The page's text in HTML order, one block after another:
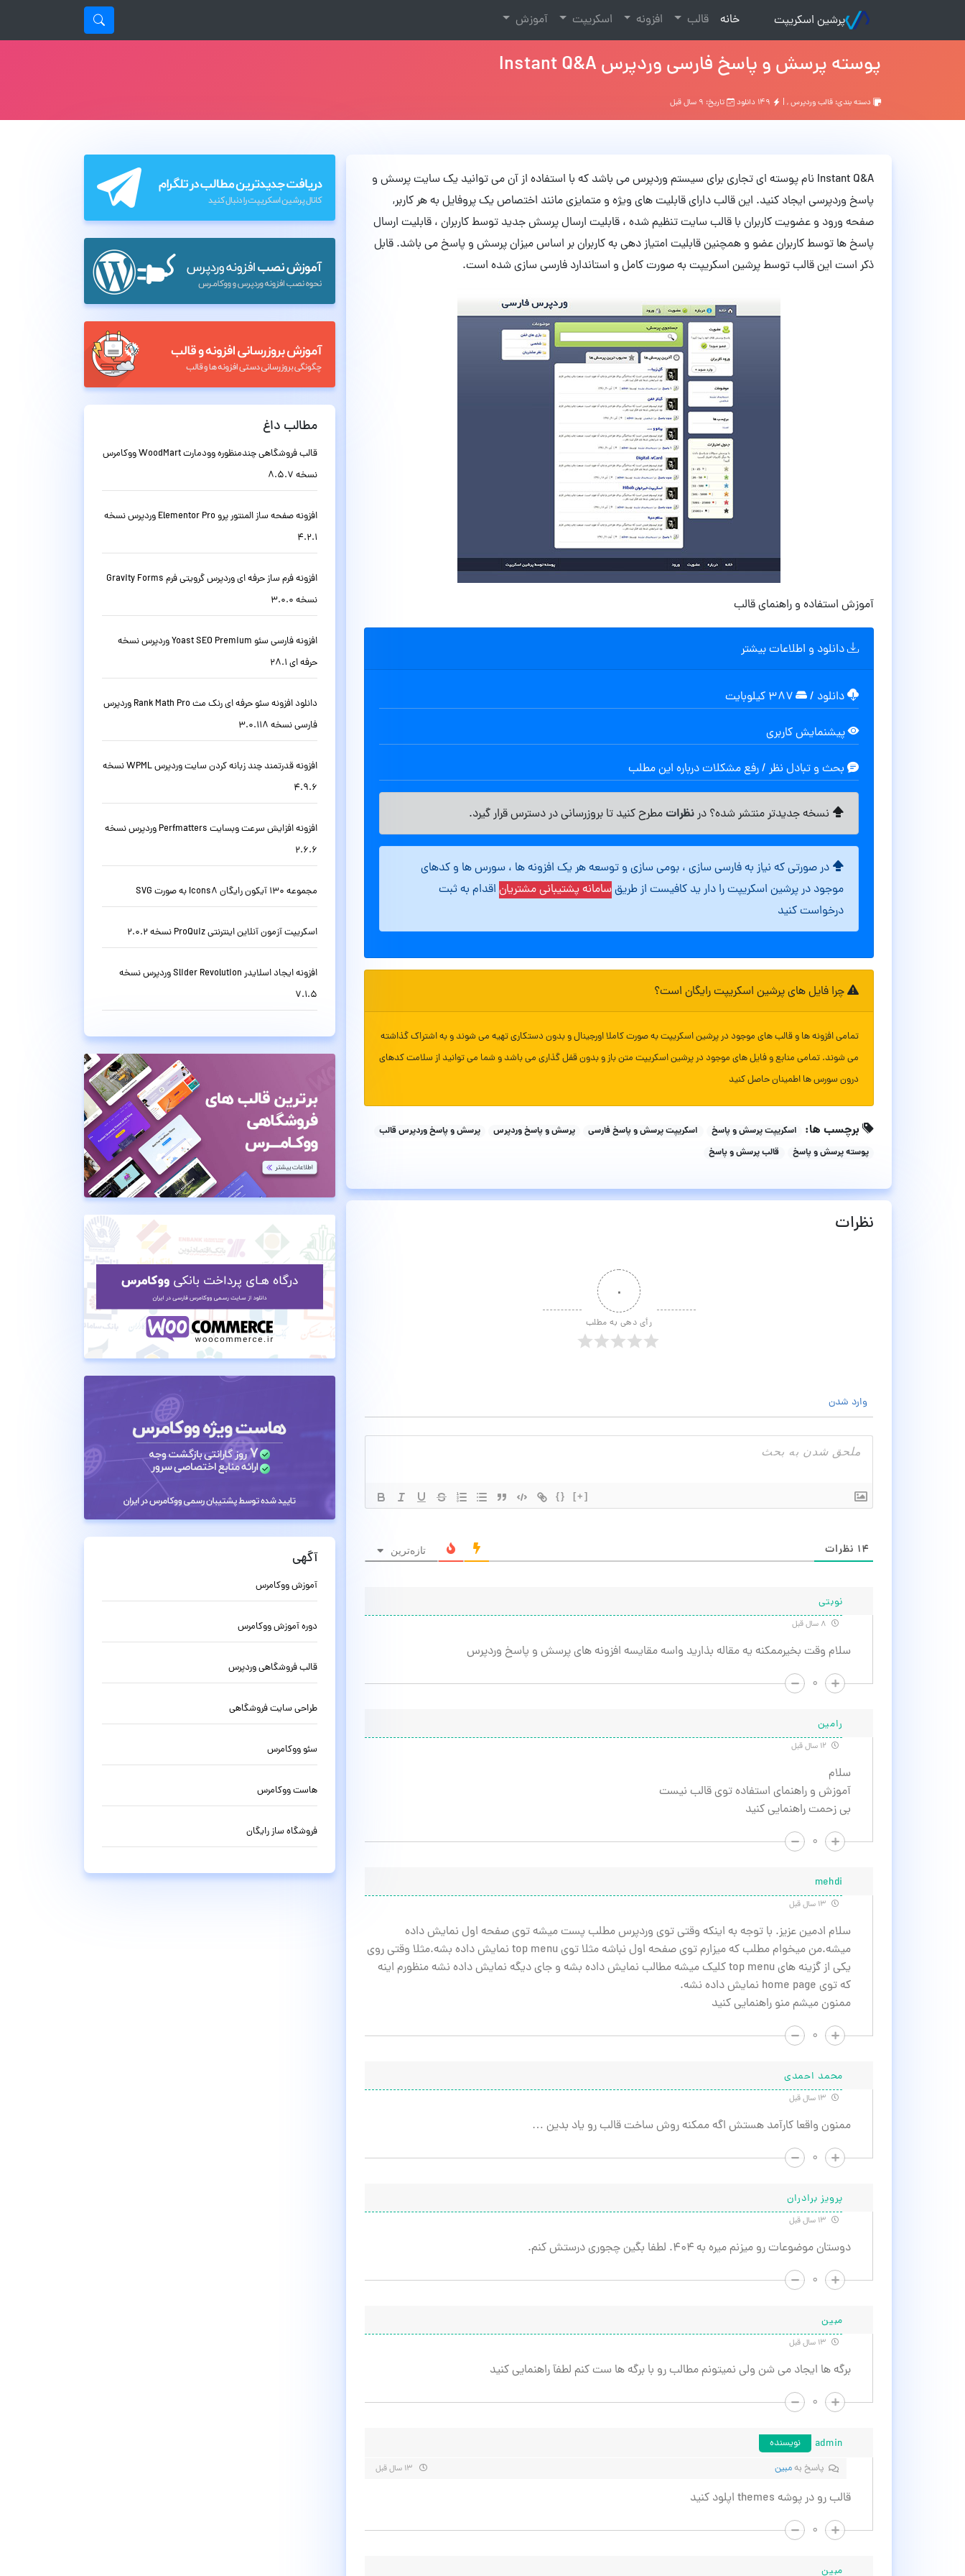
پرشین اسکریپت خانه
(current) قالب افزونه اسکریپت آموزش
پوسته پرسش و پاسخ فارسی وردپرس Instant Q&A
دسته بندی: قالب وردپرس, | تاریخ: ۹ سال قبل
Instant Q&A نام پوسته ای تجاری برای سیستم وردپرس می باشد که با استفاده از آن می توانید یک سایت پرسش و
پاسخ وردپرسی ایجاد کنید. این قالب دارای قابلیت های ویژه و متمایزی مانند اختصاص یک پروفایل به هر کاربر,
صفحه ورود و عضویت کاربران با قالب سایت تنظیم شده ، قابلیت ارسال پرسش جدید توسط کاربران ، قابلیت ارسال
پاسخ ها توسط کاربران عضو و همچنین قابلیت امتیاز دهی به کاربران بر اساس میزان پرسش و پاسخ می باشد. قابل
ذکر است این قالب توسط پرشین اسکریپت به صورت کامل و استاندارد فارسی سازی شده است.
آموزش استفاده و راهنمای قالب
دانلود و اطلاعات بیشتر
دانلود /
پیشنمایش کاربری
بحث و تبادل نظر / رفع مشکلات درباره این مطلب
نسخه جدیدتر منتشر شده؟ درنظراتمطرح کنید تا بروزرسانی در دسترس قرار گیرد.
در صورتی که نیاز به فارسی سازی ، بومی سازی و توسعه هر یک افزونه ها ، سورس ها و کدهای
موجود در پرشین اسکریپت را دار ید کافیست از طریقسامانه پشتیبانی مشتریان اقدام به ثبت
درخواست کنید
چرا فایل های پرشین اسکریپت رایگان است؟
تمامی افزونه ها و قالب های موجود در پرشین اسکریپت به صورت کاملا اورجینال و بدون دستکاری تهیه می شوند و به اشتراک گذاشته
می شوند. تمامی منابع و فایل های موجود در پرشین اسکریپت متن باز و بدون قفل گذاری می باشد و شما می توانید از سلامت کدهای
درون سورس ها اطمینان حاصل کنید
برچسب ها: اسکریپت پرسش و پاسخ اسکریپت پرسش و پاسخ فارسی پرسش و پاسخ وردپرس
پرسش و پاسخ وردپرس قالب
پوسته پرسش و پاسخ
قالب پرسش و پاسخ
نظرات
۰
رأی دهی به مطلب
وارد شدن
{} [+]
۱۴ نظرات تازه‌ترین
نوبتی
سلام وقت بخیرممکنه یه مقاله بذارید واسه مقایسه افزونه های پرسش و پاسخ وردپرس
۰
رامین
سلام
آموزش و راهنمای استفاده توی قالب نیست
بی زحمت راهنمایی کنید
۰
mehdi
سلام ادمین عزیز. با توجه به اینکه وقتی توی وردپرس مطلب پست میشه توی صفحه اول نمایش داده
میشه.من میخوام مطلب که میزارم توی صفحه اول نباشه مثلا توی top menu نمایش داده بشه.مثلا وقتی روی
یکی از گزینه های top menu کلیک میشه مطالب نمایش داده بشه و جای دیگه نمایش داده نشه منظورم اینه
که توی home page نمایش داده نشه.
ممنون میشم منو راهنمایی کنید
۰
محمد احمدی
ممنون واقعا کارآمد هستش اگه ممکنه روش ساخت قالب رو یاد بدین …
۰
پرویز برادران
دوستان موضوعات رو میزنم میره به ۴۰۴. لطفا بگین چجوری درستش کنم.
۰
مبین
برگه ها ایجاد می شن ولی نمیتونم مطالب رو با برگه ها ست کنم لطفآ راهنمایی کنید
۰
admin
نویسنده
پاسخ بهمبین
قالب رو در پوشه themes اپلود کنید
۰
مبین
مطالب داغ
قالب فروشگاهی چندمنظوره وودمارت WoodMart ووکامرس
نسخه 8.5.7
افزونه صفحه ساز المنتور پرو Elementor Pro وردپرس نسخه
4.2.1
افزونه فرم ساز حرفه ای وردپرس گرویتی فرم Gravity Forms
نسخه 3.0.0
افزونه فارسی سئو Yoast SEO Premium وردپرس نسخه
حرفه ای 28.1
دانلود افزونه سئو حرفه ای رنک مث Rank Math Pro وردپرس
فارسی نسخه 3.0.118
افزونه قدرتمند چند زبانه کردن سایت وردپرس WPML نسخه
4.9.6
افزونه افزایش سرعت وبسایت Perfmatters وردپرس نسخه
2.6.6
مجموعه 130 آیکون رایگان Icons8 به صورت SVG
اسکریپت آزمون آنلاین اینترنتی ProQuiz نسخه 2.0.2
افزونه ایجاد اسلایدر Slider Revolution وردپرس نسخه
7.1.5
آگهی
آموزش ووکامرس
دوره آموزش ووکامرس
قالب فروشگاهی وردپرس
طراحی سایت فروشگاهی
سئو ووکامرس
هاست ووکامرس
فروشگاه ساز رایگان